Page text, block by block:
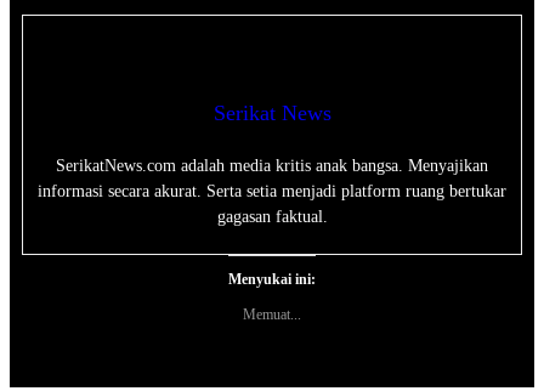
Serikat News
SerikatNews.com adalah media kritis anak bangsa. Menyajikan
informasi secara akurat. Serta setia menjadi platform ruang bertukar
gagasan faktual.
Menyukai ini:
Memuat...